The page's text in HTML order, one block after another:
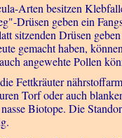
Arten besitzen
Drüsen geben ein
sitzenden Drüsen
gemacht haben,
angewehte Pollen
Fettkräuter
Torf oder auch
Biotope. Die